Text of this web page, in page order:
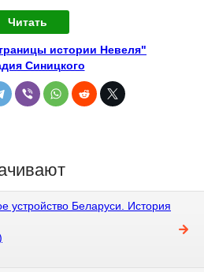
Читать
истории Невеля"
Синицкого
устройство Беларуси. История